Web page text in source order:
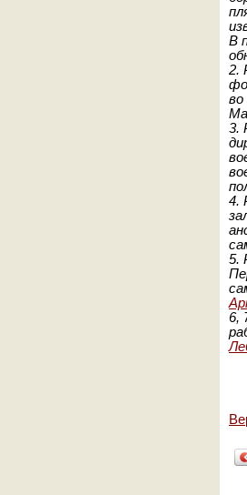
В
2.
во
3.
4.
5.
6,